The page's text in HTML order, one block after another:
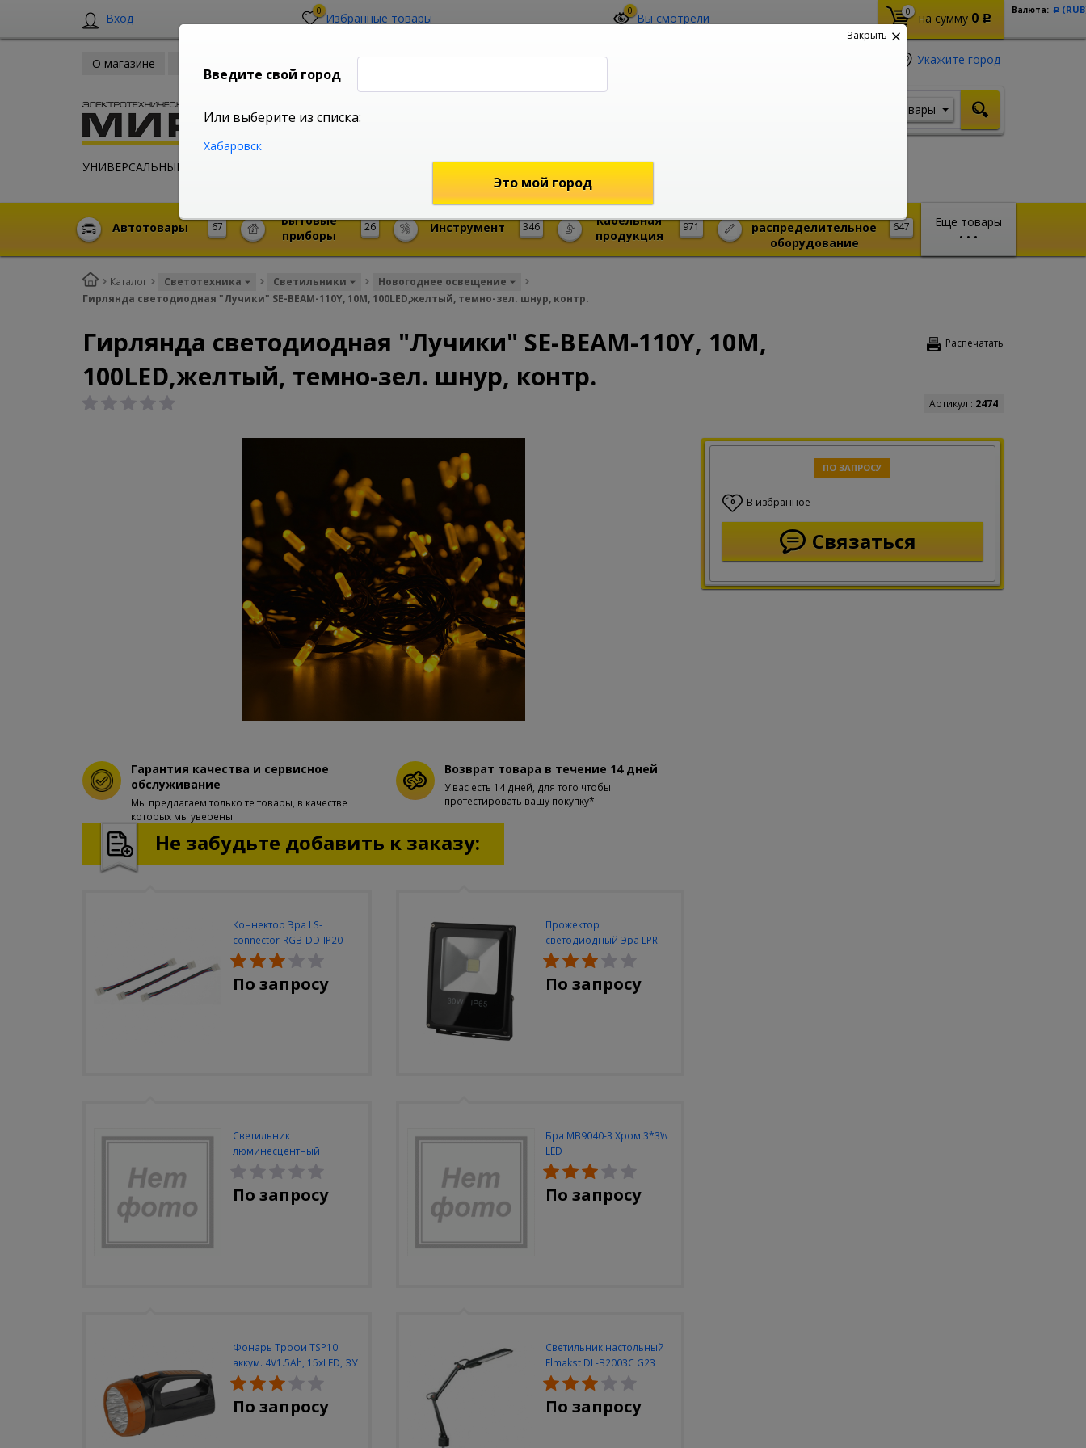
Вход 0 Избранные товары 0 Вы смотрели 0 на сумму 0 Р
Валюта: Р
О магазине
УНИВЕРСАЛЬНЫЙ ИНТЕРНЕТ МАГАЗИН
Укажите город
shop@mireks.ru
Товары
Еще товары
• • •
67
Автотовары 26
Бытовые
приборы
346
Инструмент 971
Кабельная
продукция
647
распределительное
оборудование
Каталог Светотехника Светильники
Новогоднее освещение
Гирлянда светодиодная "Лучики" SE-BEAM-110Y, 10М, 100LED,желтый, темно-зел. шнур, контр.
Распечатать
Гирлянда светодиодная "Лучики" SE-BEAM-110Y, 10М,
100LED,желтый, темно-зел. шнур, контр.
Артикул : 2474
ПО ЗАПРОСУ
0 В избранное
Связаться
Гарантия качества и сервисное
обслуживание
Мы предлагаем только те товары, в качестве
которых мы уверены
Возврат товара в течение 14 дней
У вас есть 14 дней, для того чтобы
протестировать вашу покупку*
Не забудьте добавить к заказу:
Коннектор Эра LS-
connector-RGB-DD-IP20
(3шт/уп)
По запросу
Прожектор
светодиодный Эра LPR-
30W-6500K-M
По запросу
Светильник
люминесцентный
Navigator NEL-A2-E130-T4-
840/WH
По запросу
Бра MB9040-3 Хром 3*3W
LED
По запросу
Фонарь Трофи TSP10
аккум. 4V1.5Ah, 15xLED, ЗУ
вилка 220V
По запросу
Светильник настольный
Elmakst DL-B2003C G23
черный струбцина
По запросу
Закрыть
Введите свой город
Или выберите из списка:
Хабаровск
Это мой город